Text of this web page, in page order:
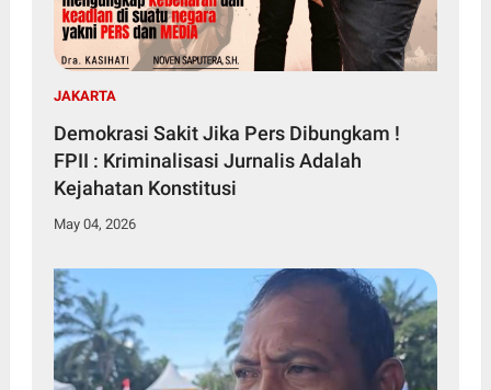
JAKARTA
Demokrasi Sakit Jika Pers Dibungkam !
FPII : Kriminalisasi Jurnalis Adalah
Kejahatan Konstitusi
May 04, 2026